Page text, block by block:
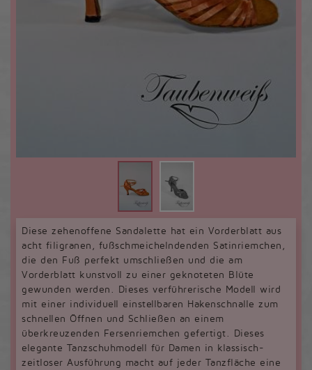
Diese zehenoffene Sandalette hat ein Vorderblatt aus
acht filigranen, fußschmeichelndenden Satinriemchen,
die den Fuß perfekt umschließen und die am
Vorderblatt kunstvoll zu einer geknoteten Blüte
gewunden werden. Dieses verführerische Modell wird
mit einer individuell einstellbaren Hakenschnalle zum
schnellen Öffnen und Schließen an einem
überkreuzenden Fersenriemchen gefertigt. Dieses
elegante Tanzschuhmodell für Damen in klassisch-
zeitloser Ausführung macht auf jeder Tanzfläche eine